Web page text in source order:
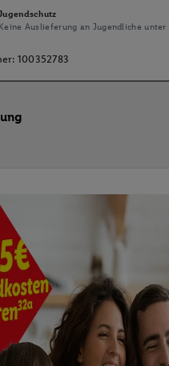
Keine Auslieferung an Jugendliche unter
100352783